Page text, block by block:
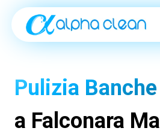
Pulizia Banche
a Falconara